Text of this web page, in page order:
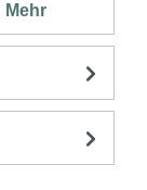
Mehr